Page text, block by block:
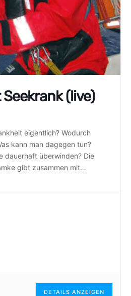
(live)
eigentlich? Wodurch
kann man dagegen tun?
dauerhaft überwinden? Die
gibt zusammen mit
DETAILS ANZEIGEN